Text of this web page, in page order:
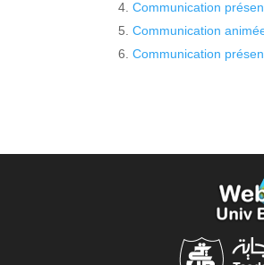
Communication
Communication
Communication